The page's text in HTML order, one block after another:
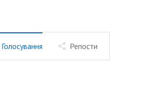
Голосування Репости